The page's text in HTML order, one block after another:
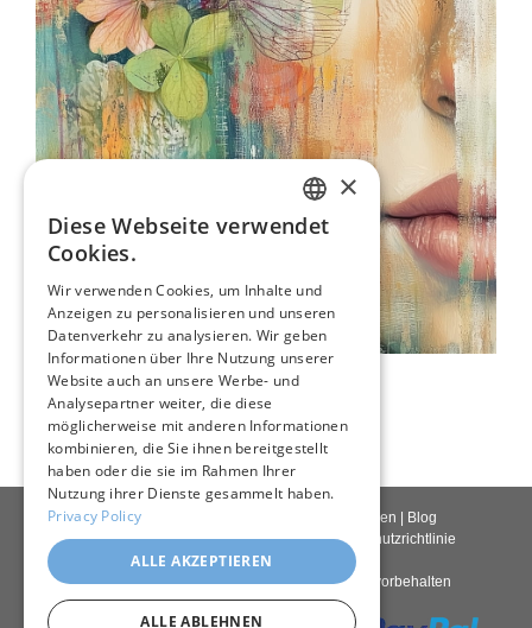
Der Blick Einer Frau
109,00 €
Kontakt Anmelden | Blog
Lieferbedingungen|Rückgaberecht|Datenschutzrichtlinie
Copyright © 2026Pastel Brush– Alle Rechte vorbehalten
ENGLISH
GERMAN
FRENCH
×
Diese Webseite verwendet
Cookies.
Wir verwenden Cookies, um Inhalte und
Anzeigen zu personalisieren und unseren
Datenverkehr zu analysieren. Wir geben
Informationen über Ihre Nutzung unserer
Website auch an unsere Werbe- und
Analysepartner weiter, die diese
möglicherweise mit anderen Informationen
kombinieren, die Sie ihnen bereitgestellt
haben oder die sie im Rahmen Ihrer
Nutzung ihrer Dienste gesammelt haben.
Privacy Policy
ALLE AKZEPTIEREN
ALLE ABLEHNEN